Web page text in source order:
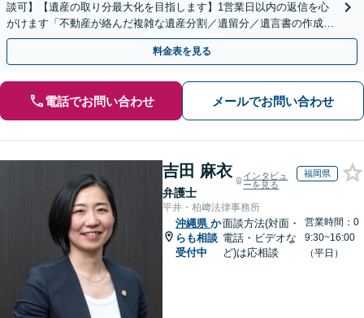
談可】【遺産の取り分最大化を目指します】1営業日以内の返信を心
がけます「不動産が絡んだ複雑な遺産分割／遺留分／遺言書の作成・
執行／事業承継など、お任せください」【休日相談あり】
料金表を見る
電話でお問い合わせ メールでお問い合わせ
吉田 麻衣
弁護士
インタビュ
ーを見る
福岡県
平井・柏﨑法律事務所
沖縄県 か
らも相談
受付中
面談方法(対面・
電話・ビデオな
ど)は応相談
営業時間：0
9:30~16:00
（平日）